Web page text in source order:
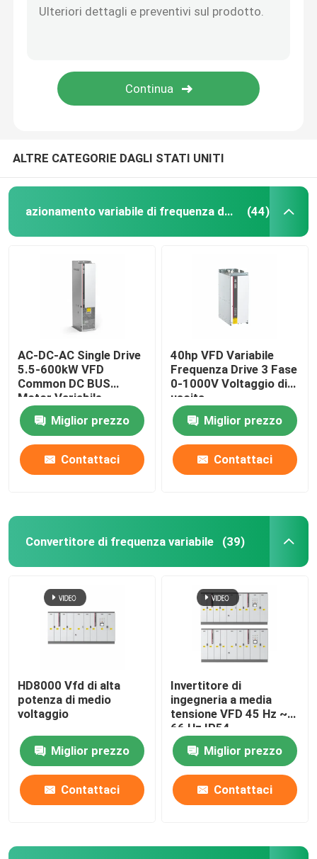
ALTRE CATEGORIE DAGLI STATI UNITI
azionamento variabile di frequenza del vfd (44)
AC-DC-AC Single Drive
5.5-600kW VFD
Common DC BUS
Motor Variabile
Frequenza Drive per il
sollevamentoMiglior prezzo
Contattaci
40hp VFD Variabile
Frequenza Drive 3 Fase
0-1000V Voltaggio di
uscita
Miglior prezzo
Contattaci
Convertitore di frequenza variabile (39)
HD8000 Vfd di alta
potenza di medio
voltaggio
Miglior prezzo
Contattaci
Invertitore di
ingegneria a media
tensione VFD 45 Hz ~
66 Hz IP54
raffreddamento liquido
Miglior prezzo
Contattaci